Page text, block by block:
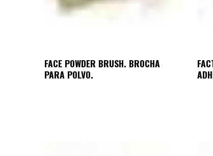
FACE POWDER BRUSH. BROCHA
PARA POLVO.